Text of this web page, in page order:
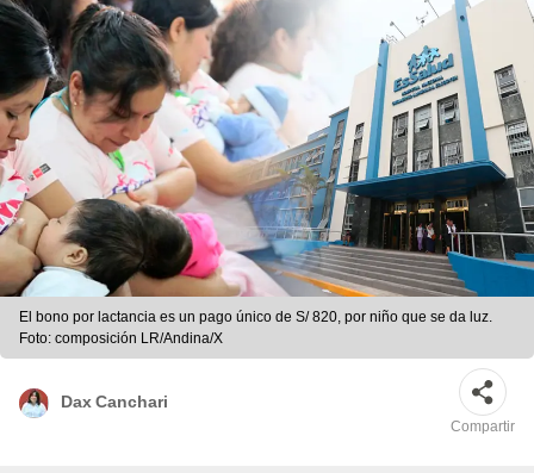
El bono por lactancia es un pago único de S/ 820, por niño que se da luz.
Foto: composición LR/Andina/X
Dax Canchari
Compartir